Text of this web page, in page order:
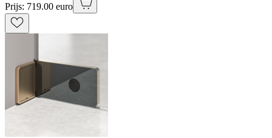
Prijs: 719.00 euro